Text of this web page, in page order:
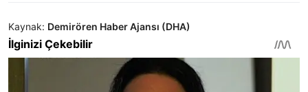
Kaynak: Demirören Haber Ajansı (DHA)